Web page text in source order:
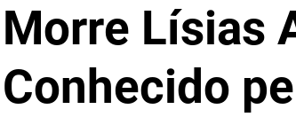
Morre Lísias
Conhecido